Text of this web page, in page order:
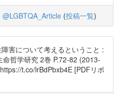
@LGBTQA_Article (投稿一覧)
害について考えるということ :
哲学研究 2巻 P.72-82 (2013-
t.co/lrBdPbxb4E [PDFリポ